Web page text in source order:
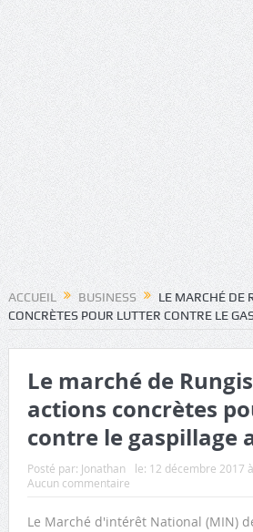
ACCUEIL BUSINESS
LE MARCHÉ DE
CONCRÈTES POUR LUTTER CONTRE LE
Le marché de
actions concrètes
contre le gaspillage
Posté par: Jonathan le: 12 décembre 2017
Aucun commentaire
Le Marché d'intérêt National (MIN)